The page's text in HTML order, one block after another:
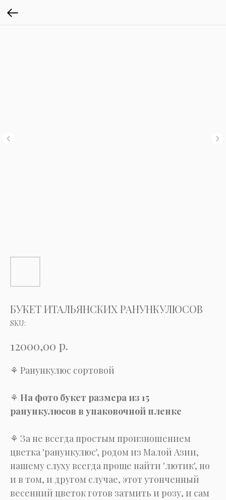
БУКЕТ ИТАЛЬЯНСКИХ РАНУНКУЛЮСОВ
SKU:
12000,00 р.
⚘ Ранункулюс сортовой
⚘ На фото букет размера из 15
ранункулюсов в упаковочной пленке
⚘ За не всегда простым произношением
цветка 'ранункулюс', родом из Малой Азии,
нашему слуху всегда проще найти 'лютик', но
и в том, и другом случае, этот утонченный
весенний цветок готов затмить и розу, и сам